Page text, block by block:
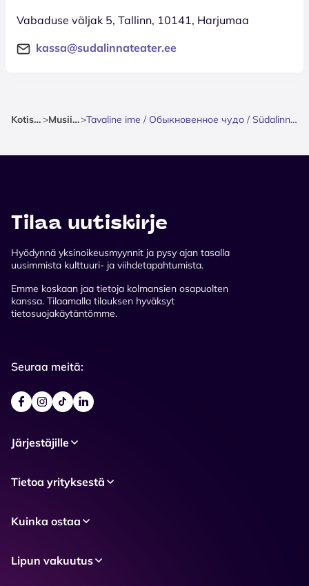
Vabaduse väljak 5, Tallinn, 10141, Harjumaa
kassa@sudalinnateater.ee
Kotisivu > Musiikki> Tavaline ime / Обыкновенное чудо / Südalinna Teater
Tilaa uutiskirje
Hyödynnä yksinoikeusmyynnit ja pysy ajan tasalla
uusimmista kulttuuri- ja viihdetapahtumista.
Emme koskaan jaa tietoja kolmansien osapuolten
kanssa. Tilaamalla tilauksen hyväksyt
tietosuojakäytäntömme.
Seuraa meitä:
Järjestäjille
Tietoa yrityksestä
Kuinka ostaa
Lipun vakuutus